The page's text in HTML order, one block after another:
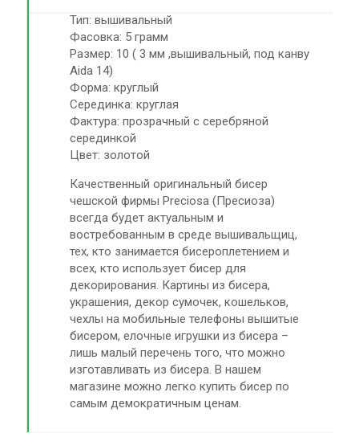
Тип: вышивальный
Фасовка: 5 грамм
Размер: 10 ( 3 мм ,вышивальный, под канву
Aida 14)
Форма: круглый
Серединка: круглая
Фактура: прозрачный с серебряной
серединкой
Цвет: золотой
Качественный оригинальный бисер
чешской фирмы Preciosa (Пресиоза)
всегда будет актуальным и
востребованным в среде вышивальщиц,
тех, кто занимается бисероплетением и
всех, кто использует бисер для
декорирования. Картины из бисера,
украшения, декор сумочек, кошельков,
чехлы на мобильные телефоны вышитые
бисером, елочные игрушки из бисера –
лишь малый перечень того, что можно
изготавливать из бисера. В нашем
магазине можно легко купить бисер по
самым демократичным ценам.